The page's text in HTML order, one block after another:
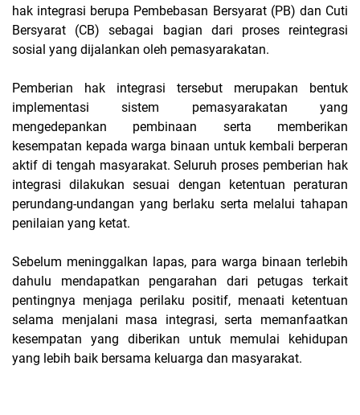
hak integrasi berupa Pembebasan Bersyarat (PB) dan Cuti
Bersyarat (CB) sebagai bagian dari proses reintegrasi
sosial yang dijalankan oleh pemasyarakatan.
Pemberian hak integrasi tersebut merupakan bentuk
implementasi sistem pemasyarakatan yang
mengedepankan pembinaan serta memberikan
kesempatan kepada warga binaan untuk kembali berperan
aktif di tengah masyarakat. Seluruh proses pemberian hak
integrasi dilakukan sesuai dengan ketentuan peraturan
perundang-undangan yang berlaku serta melalui tahapan
penilaian yang ketat.
Sebelum meninggalkan lapas, para warga binaan terlebih
dahulu mendapatkan pengarahan dari petugas terkait
pentingnya menjaga perilaku positif, menaati ketentuan
selama menjalani masa integrasi, serta memanfaatkan
kesempatan yang diberikan untuk memulai kehidupan
yang lebih baik bersama keluarga dan masyarakat.